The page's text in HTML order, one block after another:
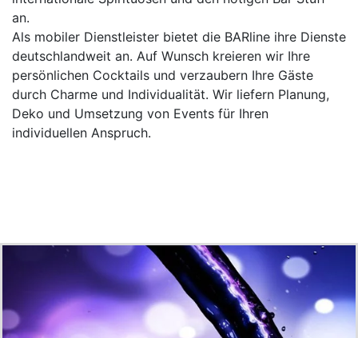
an.
Als mobiler Dienstleister bietet die BARline ihre Dienste
deutschlandweit an. Auf Wunsch kreieren wir Ihre
persönlichen Cocktails und verzaubern Ihre Gäste
durch Charme und Individualität. Wir liefern Planung,
Deko und Umsetzung von Events für Ihren
individuellen Anspruch.